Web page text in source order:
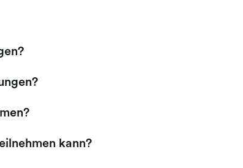
kann?